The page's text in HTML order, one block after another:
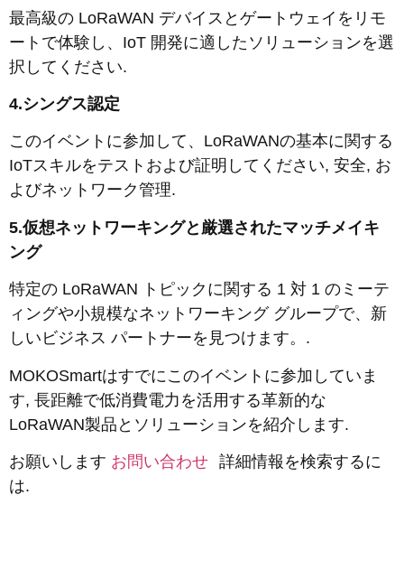
最高級の LoRaWAN デバイスとゲートウェイをリモ
ートで体験し、IoT 開発に適したソリューションを選
択してください.
4.シングス認定
このイベントに参加して、LoRaWANの基本に関する
IoTスキルをテストおよび証明してください, 安全, お
よびネットワーク管理.
5.仮想ネットワーキングと厳選されたマッチメイキ
ング
特定の LoRaWAN トピックに関する 1 対 1 のミーテ
ィングや小規模なネットワーキング グループで、新
しいビジネス パートナーを見つけます。.
MOKOSmartはすでにこのイベントに参加していま
す, 長距離で低消費電力を活用する革新的な
LoRaWAN製品とソリューションを紹介します.
お願いします お問い合わせ 詳細情報を検索するに
は.